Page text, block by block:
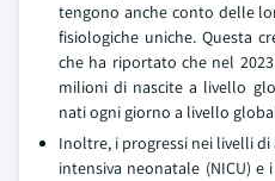
tengono anche conto delle
fisiologiche uniche. Questa
che ha riportato che nel
milioni di nascite a livello
nati ogni giorno a livello
Inoltre, i progressi nei livelli
intensiva neonatale (NICU)